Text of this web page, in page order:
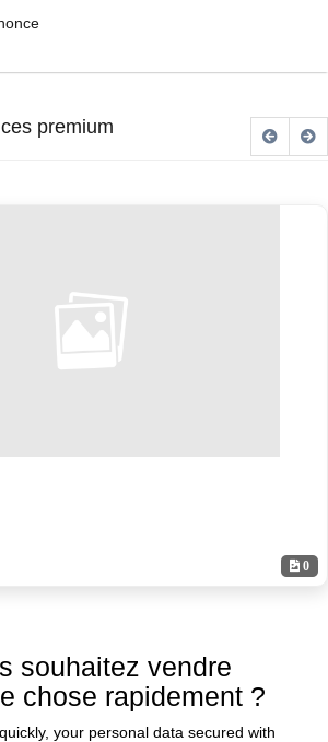
premium
0
souhaitez vendre
chose rapidement ?
your personal data secured with